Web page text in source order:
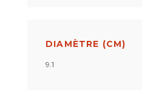
DIAMÈTRE (CM)
9.1